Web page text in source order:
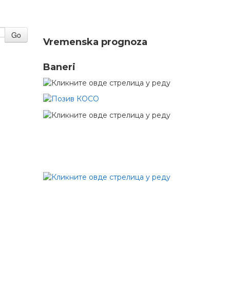
Go
Vremenska prognoza
Baneri